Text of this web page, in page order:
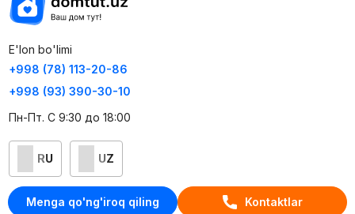
Menga qo'ng'iroq qiling Kontaktlar
E'lon bo'limi
+998 (78) 113-20-86
+998 (93) 390-30-10
Пн-Пт. С 9:30 до 18:00
RU UZ
Kontaktlar